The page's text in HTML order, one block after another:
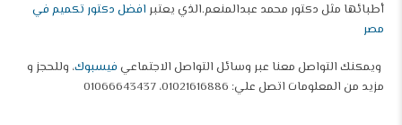
أطبائها مثل دكتور محمد عبدالمنعم.الذي يعتبر افضل دكتور تكميم في
مصر
ويمكنك التواصل معنا عبر وسائل التواصل الاجتماعي فيسبوك، وللحجز و
مزيد من المعلومات اتصل علي: 01021616886، 01066643437